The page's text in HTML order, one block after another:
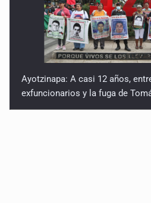
Ayotzinapa: A casi 12 años,
exfuncionarios y la fuga de